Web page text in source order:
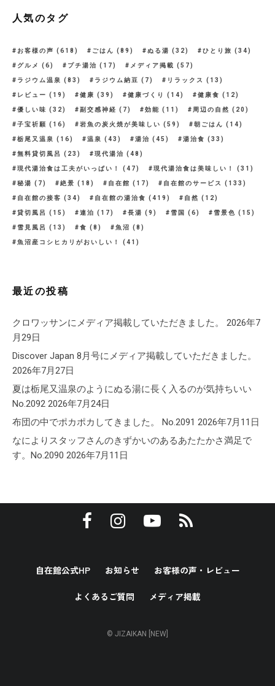
人気のタグ
お客様の声 (618) ごはん (89) ぬる湯 (32) ひとり旅 (34)
グルメ (6) プチ湯治 (17) メディア掲載 (57)
ラジウム温泉 (83) ラジウム納豆 (7) リラックス (13)
レビュー (19) 健康 (39) 健康づくり (14) 健康食 (12)
優しい味 (32) 副交感神経 (7) 効能 (11) 周辺の自然 (20)
子宝祈願 (16) 岩魚の炭火焼が美味しい (59) 朝ごはん (14)
栃尾又温泉 (16) 温泉 (43) 湯治 (45) 湯治食 (33)
無料貸切風呂 (23) 現代湯治 (48)
現代湯治食は工夫がいっぱい！ (47) 現代湯治食は美味しい！ (31)
秘湯 (7) 絶景 (18) 自在館 (17) 自在館のサービス (133)
自在館の接客 (34) 自在館の湯治食 (419) 自然 (12)
貸切風呂 (15) 連泊 (17) 長湯 (9) 雪国 (6) 雪景色 (15)
雪見風呂 (13) 食 (8) 魚沼 (8)
魚沼産コシヒカリがおいしい！ (41)
最近の投稿
クロワッサンにメディア掲載していただきました。
2026年7
月29日
Discover Japan 8月号にメディア掲載していただきました。
2026年7月27日
夏は栃尾又温泉のようにぬる湯に長く入るのが気持ちいい
No.2092 2026年7月24日
布団の中でポカポカしてきました。 No.2091 2026年7月11日
なによりスタッフさんのきずかいのあるあたたかさ満足で
す。No.2090 2026年7月11日
自在館公式HP お知らせ お客様の声・レビュー
よくあるご質問 メディア掲載
© JIZAIKAN [NEW]